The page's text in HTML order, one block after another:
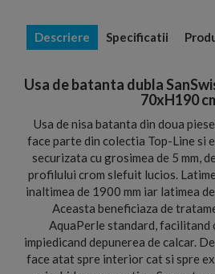
Descriere Specificatii
Usa de batanta dubla
70xH190
Usa de nisa batanta din doua
face parte din colectia Top-Line si
securizata cu grosimea de 5 mm,
profilului crom slefuit lucios.
inaltimea de 1900 mm iar latimea
Aceasta beneficiaza de
AquaPerle standard, facilitand
impiedicand depunerea de calcar.
face atat spre interior cat si spre